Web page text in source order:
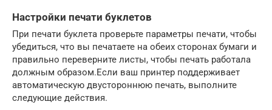
Настройки печати буклетов
При печати буклета проверьте параметры печати, чтобы
убедиться, что вы печатаете на обеих сторонах бумаги и
правильно переверните листы, чтобы печать работала
должным образом.Если ваш принтер поддерживает
автоматическую двустороннюю печать, выполните
следующие действия.